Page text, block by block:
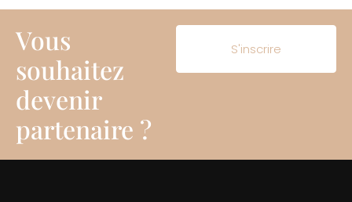
Vous
souhaitez
devenir
partenaire ?
S'inscrire